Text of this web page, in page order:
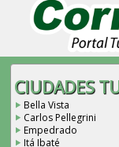
CIUDADES
Bella Vista
Carlos Pellegrini
Empedrado
Itá Ibaté